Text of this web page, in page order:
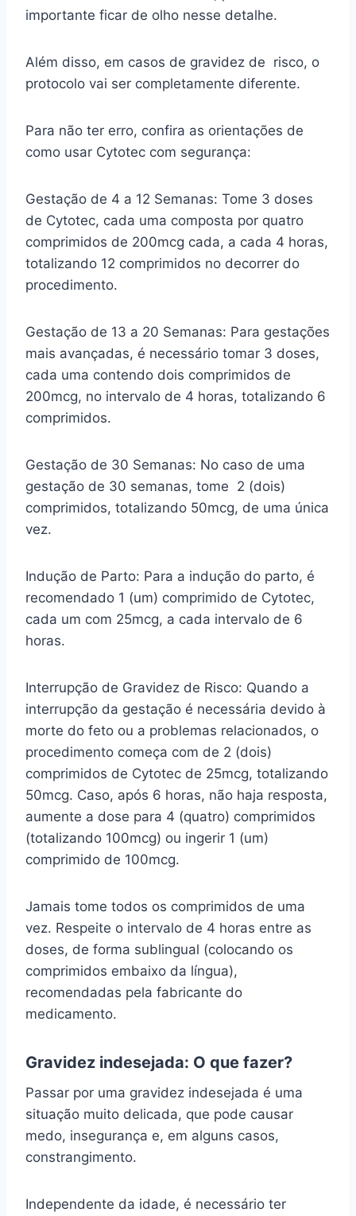
importante ficar de olho nesse detalhe.
Além disso, em casos de gravidez de risco, o
protocolo vai ser completamente diferente.
Para não ter erro, confira as orientações de
como usar Cytotec com segurança:
Gestação de 4 a 12 Semanas: Tome 3 doses
de Cytotec, cada uma composta por quatro
comprimidos de 200mcg cada, a cada 4 horas,
totalizando 12 comprimidos no decorrer do
procedimento.
Gestação de 13 a 20 Semanas: Para gestações
mais avançadas, é necessário tomar 3 doses,
cada uma contendo dois comprimidos de
200mcg, no intervalo de 4 horas, totalizando 6
comprimidos.
Gestação de 30 Semanas: No caso de uma
gestação de 30 semanas, tome 2 (dois)
comprimidos, totalizando 50mcg, de uma única
vez.
Indução de Parto: Para a indução do parto, é
recomendado 1 (um) comprimido de Cytotec,
cada um com 25mcg, a cada intervalo de 6
horas.
Interrupção de Gravidez de Risco: Quando a
interrupção da gestação é necessária devido à
morte do feto ou a problemas relacionados, o
procedimento começa com de 2 (dois)
comprimidos de Cytotec de 25mcg, totalizando
50mcg. Caso, após 6 horas, não haja resposta,
aumente a dose para 4 (quatro) comprimidos
(totalizando 100mcg) ou ingerir 1 (um)
comprimido de 100mcg.
Jamais tome todos os comprimidos de uma
vez. Respeite o intervalo de 4 horas entre as
doses, de forma sublingual (colocando os
comprimidos embaixo da língua),
recomendadas pela fabricante do
medicamento.
Gravidez indesejada: O que fazer?
Passar por uma gravidez indesejada é uma
situação muito delicada, que pode causar
medo, insegurança e, em alguns casos,
constrangimento.
Independente da idade, é necessário ter